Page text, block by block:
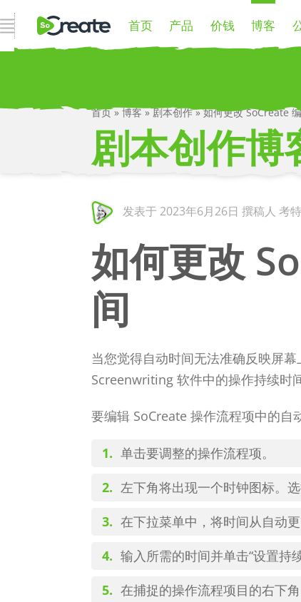
打开导航 首页 产品 价钱 博客
首页»博客»剧本创作»如何更改 SoCreate
剧本创作博
发表于 2023年6月26日 撰稿人 考
如何更改
间
当您觉得自动时间无法准确反映屏
Screenwriting 软件中的操作持续时
要编辑 SoCreate 操作流程项中的自
单击要调整的操作流程项。
左下角将出现一个时钟图标。选
在下拉菜单中，将时间从自动更
输入所需的时间并单击“设置持续
在捕捉的操作流程项目的右下